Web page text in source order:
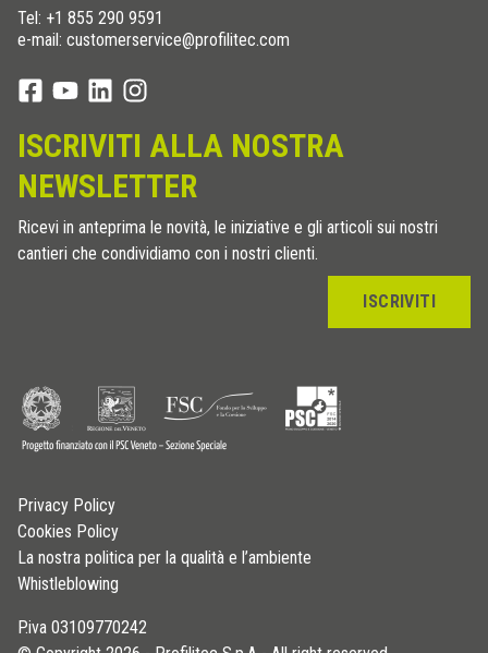
Tel: +1 855 290 9591
e-mail: customerservice@profilitec.com
ISCRIVITI ALLA NOSTRA
NEWSLETTER
Ricevi in anteprima le novità, le iniziative e gli articoli sui nostri
cantieri che condividiamo con i nostri clienti.
ISCRIVITI
Privacy Policy
Cookies Policy
La nostra politica per la qualità e l’ambiente
Whistleblowing
P.iva 03109770242